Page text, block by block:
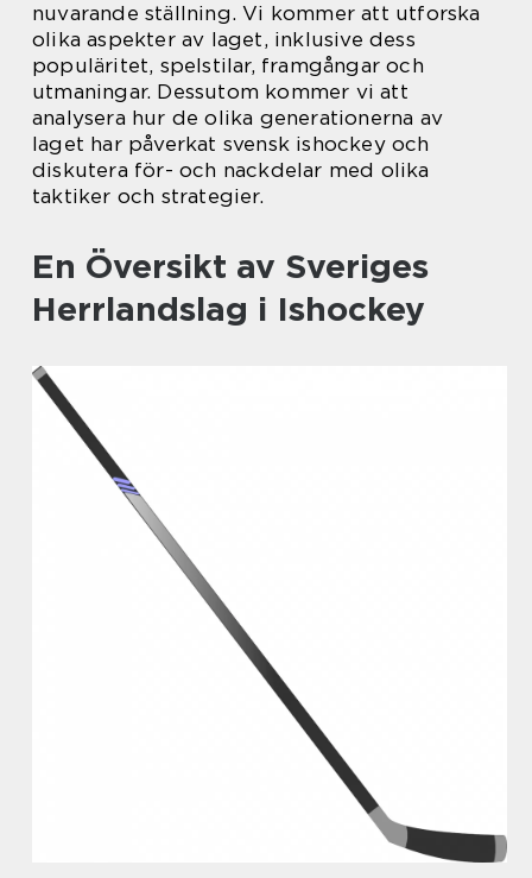
nuvarande ställning. Vi kommer att utforska
olika aspekter av laget, inklusive dess
populäritet, spelstilar, framgångar och
utmaningar. Dessutom kommer vi att
analysera hur de olika generationerna av
laget har påverkat svensk ishockey och
diskutera för- och nackdelar med olika
taktiker och strategier.
En Översikt av Sveriges
Herrlandslag i Ishockey